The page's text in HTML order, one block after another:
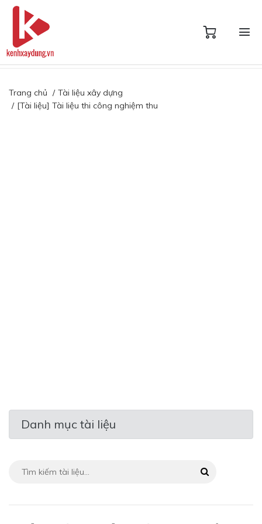
Trang chủ
Tài liệu xây dựng
[Tài liệu] Tài liệu thi công nghiệm thu
Danh mục tài liệu